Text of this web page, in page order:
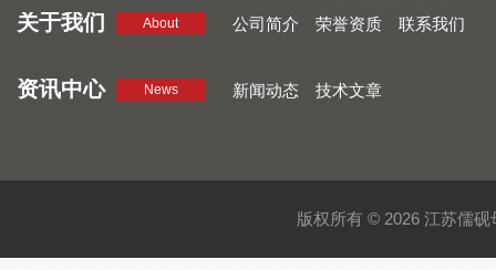
关于我们 About 公司简介 荣誉资质 联系我们
资讯中心 News 新闻动态 技术文章
版权所有 © 2026 江苏儒